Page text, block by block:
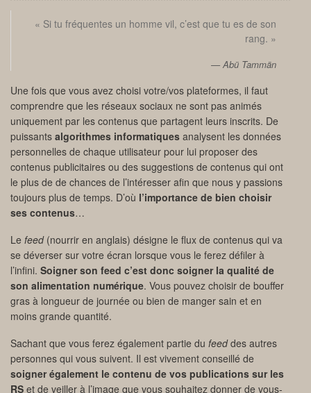
« Si tu fréquentes un homme vil, c’est que tu es de son
rang. »
Abü Tammän
Une fois que vous avez choisi votre/vos plateformes, il faut
comprendre que les réseaux sociaux ne sont pas animés
uniquement par les contenus que partagent leurs inscrits. De
puissants algorithmes informatiques analysent les données
personnelles de chaque utilisateur pour lui proposer des
contenus publicitaires ou des suggestions de contenus qui ont
le plus de de chances de l’intéresser afin que nous y passions
toujours plus de temps. D’où l’importance de bien choisir
ses contenus…
Le feed(nourrir en anglais) désigne le flux de contenus qui va
se déverser sur votre écran lorsque vous le ferez défiler à
l’infini. Soigner son feed c’est donc soigner la qualité de
son alimentation numérique. Vous pouvez choisir de bouffer
gras à longueur de journée ou bien de manger sain et en
moins grande quantité.
Sachant que vous ferez également partie du feeddes autres
personnes qui vous suivent. Il est vivement conseillé de
soigner également le contenu de vos publications sur les
RS et de veiller à l’image que vous souhaitez donner de vous-